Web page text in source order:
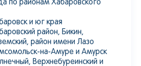
по районам Хабаровского
и юг края
район, Бикин,
район имени Лазо
на-Амуре и Амурск
Верхнебуреинский и